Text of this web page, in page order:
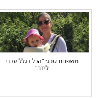
משפחת סבג: "הכל בגלל עברי
לידר"